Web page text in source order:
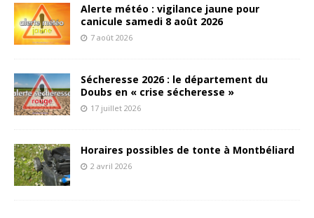
Alerte météo : vigilance jaune pour
canicule samedi 8 août 2026
7 août 2026
Sécheresse 2026 : le département du
Doubs en « crise sécheresse »
17 juillet 2026
Horaires possibles de tonte à Montbéliard
2 avril 2026